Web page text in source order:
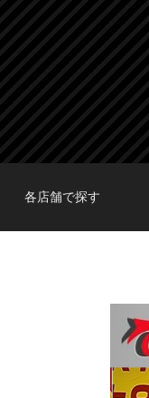
各店舗で探す